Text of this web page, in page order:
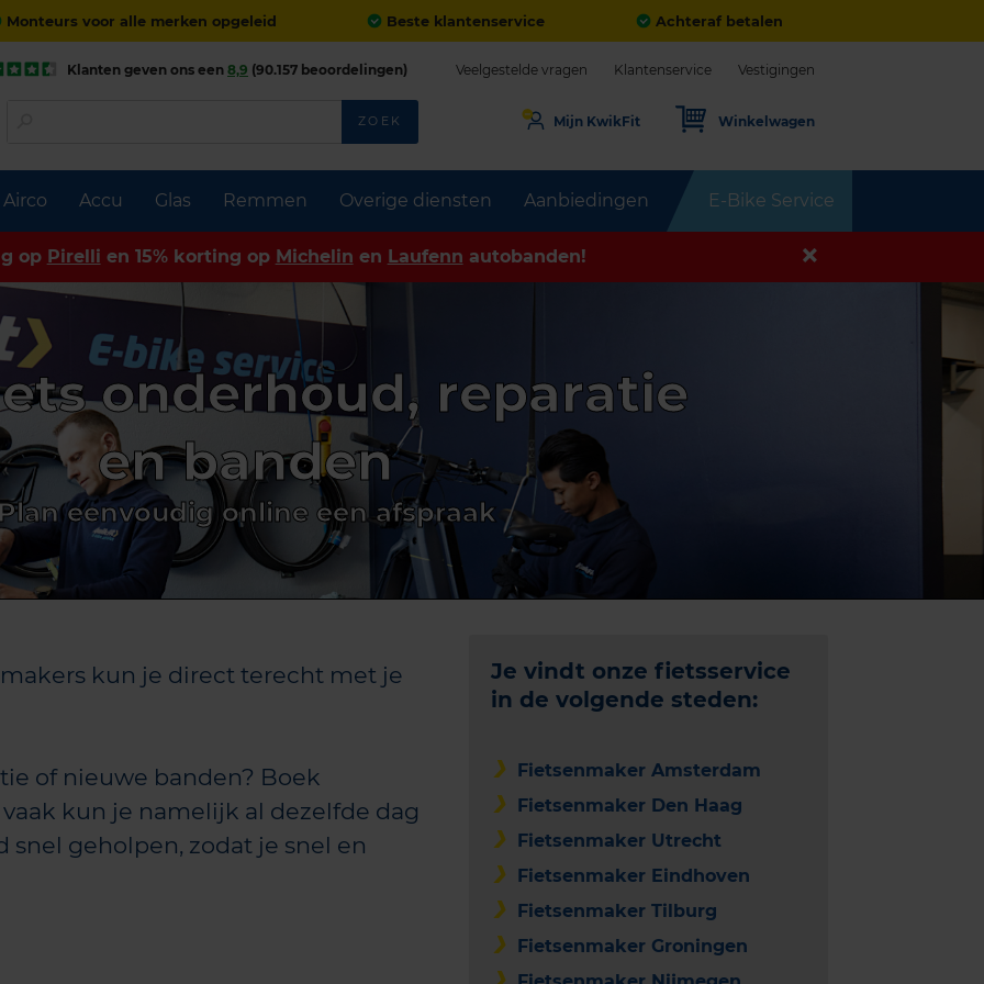
Monteurs voor alle merken opgeleid Beste klantenservice Achteraf betalen
Airco Accu Glas Remmen Overige diensten Aanbiedingen E-Bike Service
Klanten geven ons een 8,9 (90.157 beoordelingen) Veelgestelde vragen Klantenservice Vestigingen
ZOEK Mijn KwikFit Winkelwagen
op Pirelli en 15% korting op Michelin en Laufenn autobanden!
onderhoud, reparatie
en banden
eenvoudig online een afspraak
kun je direct terecht met je
of nieuwe banden? Boek
kun je namelijk al dezelfde dag
geholpen, zodat je snel en
Je vindt onze fietsservice
in de volgende steden:
Fietsenmaker Amsterdam
Fietsenmaker Den Haag
Fietsenmaker Utrecht
Fietsenmaker Eindhoven
Fietsenmaker Tilburg
Fietsenmaker Groningen